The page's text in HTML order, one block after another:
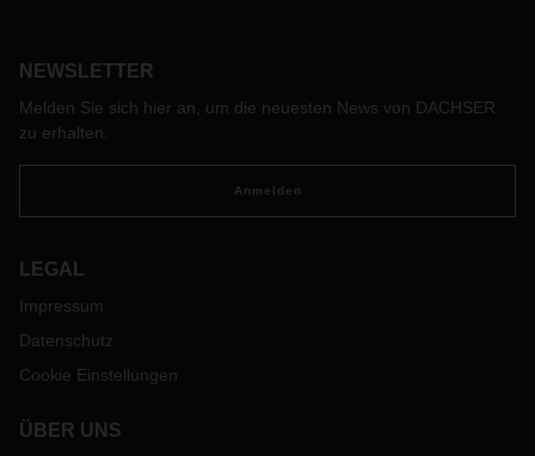
unterstützt den Wandel und die damit verbundenen
NEWSLETTER
Melden Sie sich hier an, um die neuesten News von DACHSER
zu erhalten.
Anmelden
LEGAL
Impressum
Datenschutz
Cookie Einstellungen
ÜBER UNS